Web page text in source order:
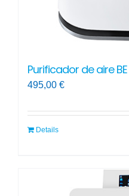
Purificador de aire
495,00 €
Details